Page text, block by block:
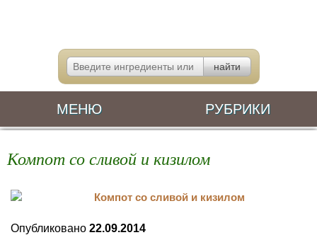
МЕНЮ РУБРИКИ
Компот со сливой и кизилом
Опубликовано 22.09.2014